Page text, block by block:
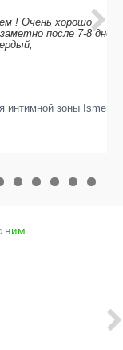
! Очень хорошо
после 7-8 дней
Leg Therapy Cream, 5 гр
ним